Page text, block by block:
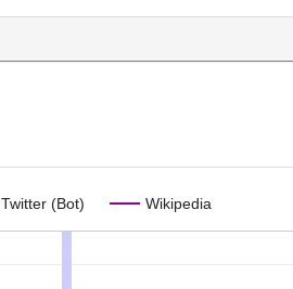
Twitter (Bot) Wikipedia